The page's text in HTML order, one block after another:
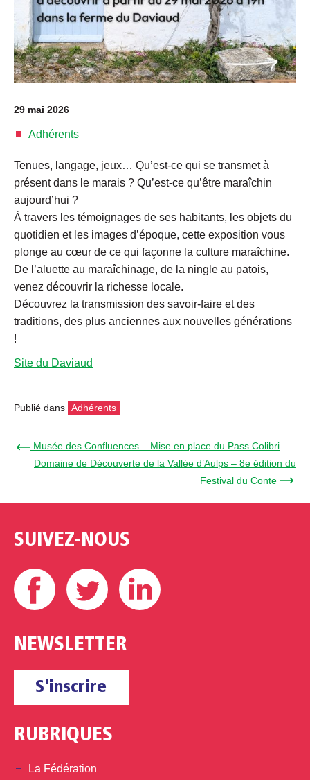
29 mai 2026
Adhérents
Tenues, langage, jeux… Qu’est-ce qui se transmet à
présent dans le marais ? Qu’est-ce qu’être maraîchin
aujourd’hui ?
À travers les témoignages de ses habitants, les objets du
quotidien et les images d’époque, cette exposition vous
plonge au cœur de ce qui façonne la culture maraîchine.
De l’aluette au maraîchinage, de la ningle au patois,
venez découvrir la richesse locale.
Découvrez la transmission des savoir-faire et des
traditions, des plus anciennes aux nouvelles générations
!
Site du Daviaud
Publié dans Adhérents
← Musée des Confluences – Mise en place du Pass Colibri
Domaine de Découverte de la Vallée d’Aulps – 8e édition du
Festival du Conte →
SUIVEZ-NOUS
Facebook Twitter
NEWSLETTER
S'inscrire
RUBRIQUES
La Fédération